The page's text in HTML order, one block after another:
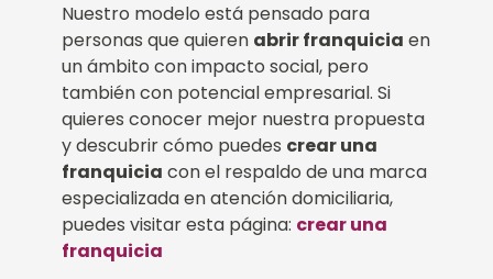
Nuestro modelo está pensado para
personas que quieren abrir franquicia en
un ámbito con impacto social, pero
también con potencial empresarial. Si
quieres conocer mejor nuestra propuesta
y descubrir cómo puedes crear una
franquicia con el respaldo de una marca
especializada en atención domiciliaria,
puedes visitar esta página: crear una
franquicia